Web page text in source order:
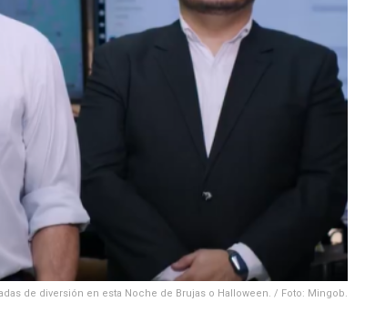
de diversión en esta Noche de Brujas o Halloween. / Foto: Mingob.